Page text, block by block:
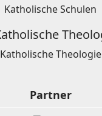
Katholische Schulen
Katholische Theologie
Partner